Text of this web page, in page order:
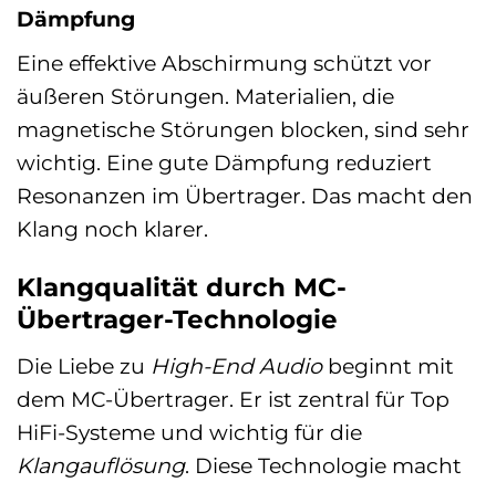
Dämpfung
Eine effektive Abschirmung schützt vor
äußeren Störungen. Materialien, die
magnetische Störungen blocken, sind sehr
wichtig. Eine gute Dämpfung reduziert
Resonanzen im Übertrager. Das macht den
Klang noch klarer.
Klangqualität durch MC-
Übertrager-Technologie
Die Liebe zu High-End Audiobeginnt mit
dem MC-Übertrager. Er ist zentral für Top
HiFi-Systeme und wichtig für die
Klangauflösung. Diese Technologie macht